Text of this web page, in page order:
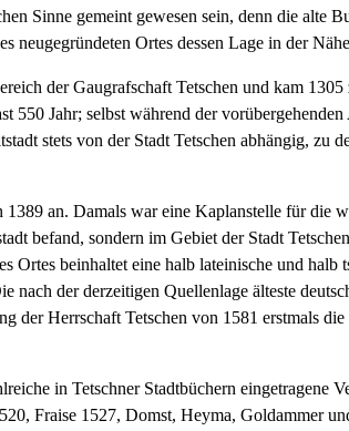
Sinne gemeint gewesen sein, denn die
neugegründeten Ortes dessen Lage in der
der Gaugrafschaft Tetschen und kam
550 Jahr; selbst während der
stets von der Stadt Tetschen abhängig,
an. Damals war eine Kaplanstelle für die
befand, sondern im Gebiet der Stadt
Ortes beinhaltet eine halb lateinische und
der derzeitigen Quellenlage älteste
der Herrschaft Tetschen von 1581 erstmals
in Tetschner Stadtbüchern
Fraise 1527, Domst, Heyma, Goldammer